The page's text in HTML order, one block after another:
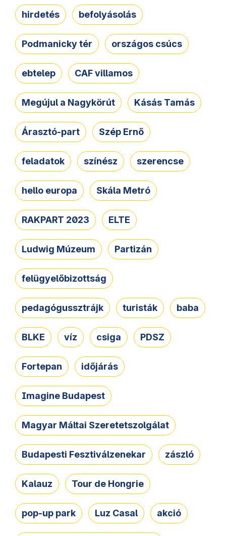
hirdetés befolyásolás
Podmanicky tér országos csúcs
ebtelep CAF villamos
Megújul a Nagykörút Kásás Tamás
Árasztó-part Szép Ernő
feladatok színész szerencse
hello europa Skála Metró
RAKPART 2023 ELTE
Ludwig Múzeum Partizán
felügyelőbizottság
pedagógussztrájk turisták baba
BLKE víz csiga PDSZ
Fortepan időjárás
Imagine Budapest
Magyar Máltai Szeretetszolgálat
Budapesti Fesztiválzenekar zászló
Kalauz Tour de Hongrie
pop-up park Luz Casal akció